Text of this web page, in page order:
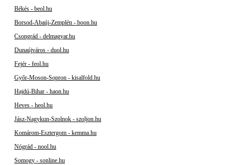
Békés - beol.hu
Borsod-Abaúj-Zemplén - boon.hu
Csongrád - delmagyar.hu
Dunaújváros - duol.hu
Fejér - feol.hu
Győr-Moson-Sopron - kisalfold.hu
Hajdú-Bihar - haon.hu
Heves - heol.hu
Jász-Nagykun-Szolnok - szoljon.hu
Komárom-Esztergom - kemma.hu
Nógrád - nool.hu
Somogy - sonline.hu